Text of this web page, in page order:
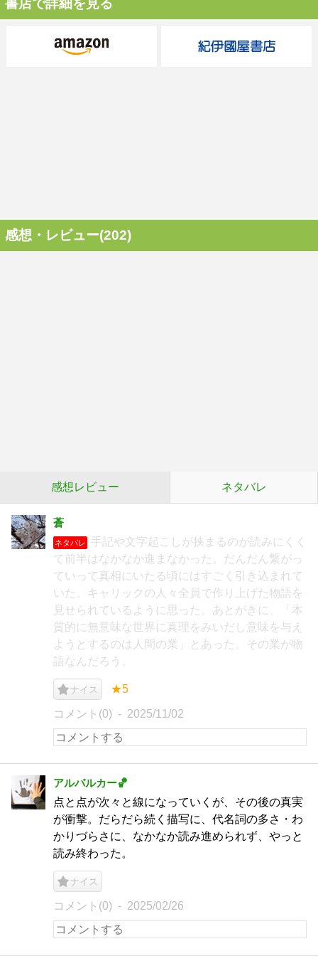
書店で詳細を見る
感想・レビュー(202)
感想レビュー ネタバレ
蒼
ネタバレ
手記や文字起こしが挟まるのが読みにくく
て前半はなかなか進まなかった。だんだん繋がっ
ていって真相にいたる頃にはすごく引き込まれて
いた。キャリックの人々全員で作り上げた物語を
見せられているように思った。あとがきに、「本
質的に無意味な世界に真理をみいだし意味を与え
ようとするのは人間の業」とあった。その業が物
語なんだろう。
ナイス ★5
コメント(0) 2025/11/02
アルバルカー🏀
点と点が次々と線になっていくが、その後の真実
が衝撃。だらだら続く描写に、代名詞の多さ・わ
かりづらさに、なかなか読み進められず、やっと
読み終わった。
ナイス
コメント(0) 2025/02/26